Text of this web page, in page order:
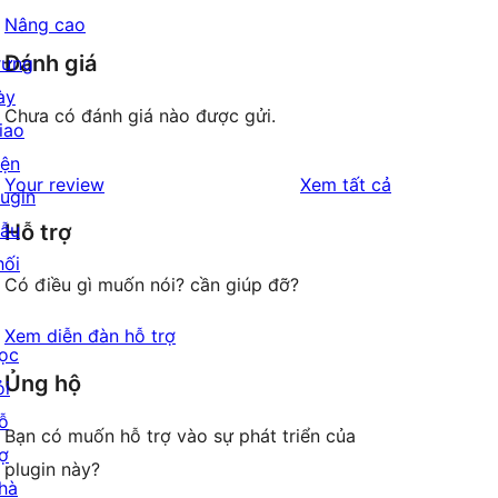
Nâng cao
Đánh giá
Chưa có đánh giá nào được gửi.
Your review Xem tất cả
Hỗ trợ
Có điều gì muốn nói? cần giúp đỡ?
Xem diễn đàn hỗ trợ
Ủng hộ
Bạn có muốn hỗ trợ vào sự phát triển của
plugin này?